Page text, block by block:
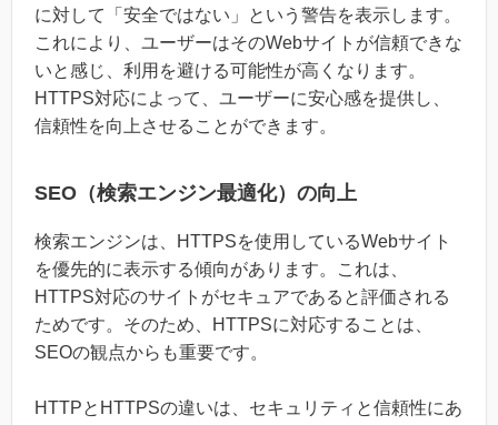
に対して「安全ではない」という警告を表示します。
これにより、ユーザーはそのWebサイトが信頼できな
いと感じ、利用を避ける可能性が高くなります。
HTTPS対応によって、ユーザーに安心感を提供し、
信頼性を向上させることができます。
SEO（検索エンジン最適化）の向上
検索エンジンは、HTTPSを使用しているWebサイト
を優先的に表示する傾向があります。これは、
HTTPS対応のサイトがセキュアであると評価される
ためです。そのため、HTTPSに対応することは、
SEOの観点からも重要です。
HTTPとHTTPSの違いは、セキュリティと信頼性にあ